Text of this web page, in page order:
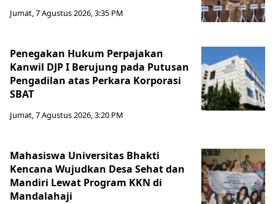
Jumat, 7 Agustus 2026, 3:35 PM
Penegakan Hukum Perpajakan
Kanwil DJP I Berujung pada Putusan
Pengadilan atas Perkara Korporasi
SBAT
Jumat, 7 Agustus 2026, 3:20 PM
Mahasiswa Universitas Bhakti
Kencana Wujudkan Desa Sehat dan
Mandiri Lewat Program KKN di
Mandalahaji